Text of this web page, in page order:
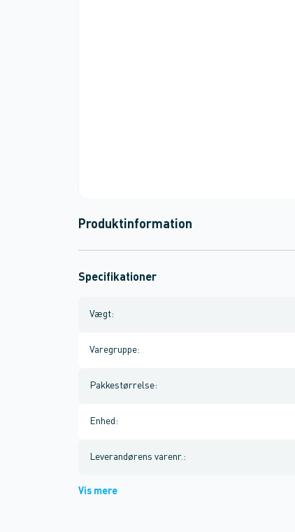
Produktinformation
Specifikationer
Vægt:
Varegruppe:
Pakkestørrelse:
Enhed :
Leverandørens varenr. :
Vis mere